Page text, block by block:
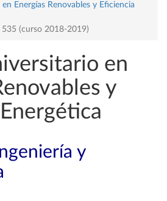
Energías Renovables y Eficiencia
535 (curso 2018-2019)
en
y
y